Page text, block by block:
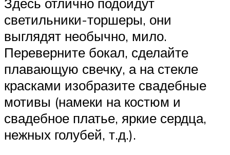
светильники-торшеры, они
выглядят необычно, мило.
Переверните бокал, сделайте
плавающую свечку, а на стекле
красками изобразите свадебные
мотивы (намеки на костюм и
свадебное платье, яркие сердца,
нежных голубей, т.д.).